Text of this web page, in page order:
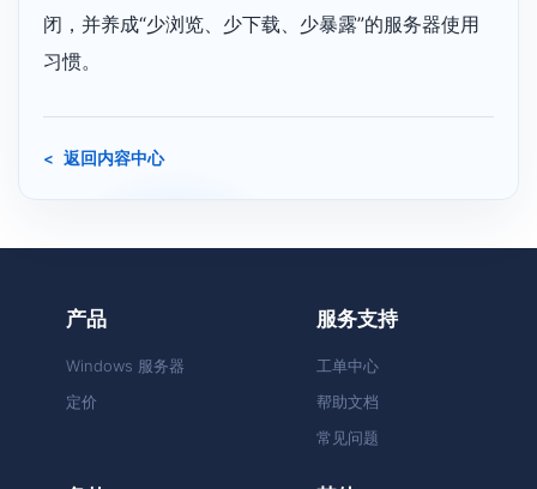
闭，并养成“少浏览、少下载、少暴露”的服务器使用
习惯。
返回内容中心
产品
Windows 服务器
定价
服务支持
工单中心
帮助文档
常见问题